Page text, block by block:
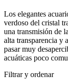
Los elegantes
verdoso del cristal
una transmisión de
alta transparencia y
pasar muy
acuáticas poco
Filtrar y ordenar